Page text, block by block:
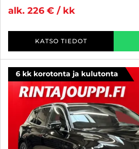
alk. 226 € / kk
KATSO TIEDOT
6 kk korotonta ja kulutonta